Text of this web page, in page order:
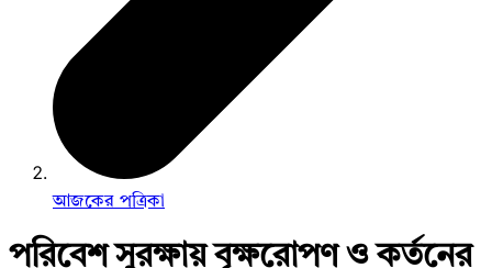
আজকের পত্রিকা
পরিবেশ সুরক্ষায় বৃক্ষরোপণ ও কর্তনের